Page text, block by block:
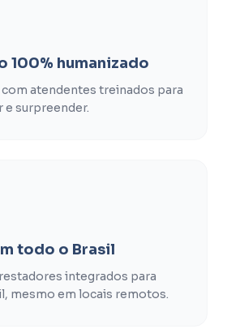
100% humanizado
atendentes treinados para
e surpreender.
todo o Brasil
integrados para
mesmo em locais remotos.